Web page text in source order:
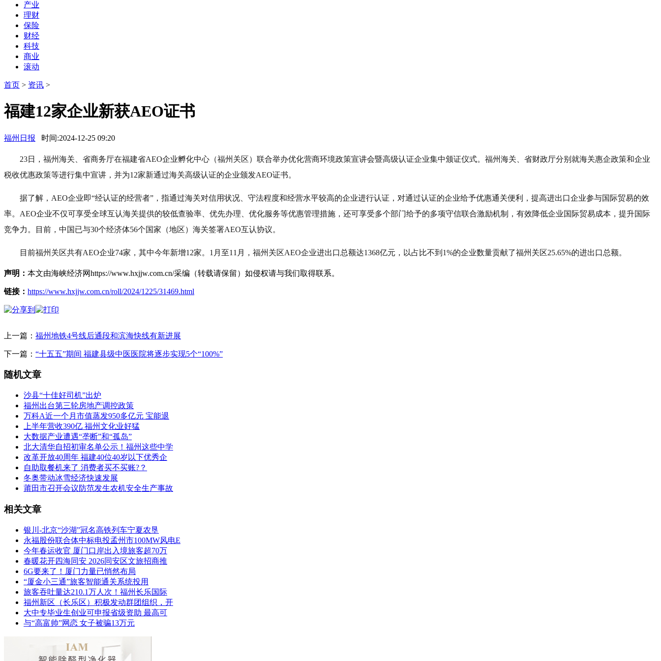
产业
理财
保险
财经
科技
商业
滚动
首页 > 资讯 >
福建12家企业新获AEO证书
福州日报 时间:2024-12-25 09:20
23日，福州海关、省商务厅在福建省AEO企业孵化中心（福州关区）联合举办优化营商环境政策宣讲会暨高级认证企业集中颁证仪式。福州海关、省财政厅分别就海关惠企政策和企业
税收优惠政策等进行集中宣讲，并为12家新通过海关高级认证的企业颁发AEO证书。
据了解，AEO企业即“经认证的经营者”，指通过海关对信用状况、守法程度和经营水平较高的企业进行认证，对通过认证的企业给予优惠通关便利，提高进出口企业参与国际贸易的效
率。AEO企业不仅可享受全球互认海关提供的较低查验率、优先办理、优化服务等优惠管理措施，还可享受多个部门给予的多项守信联合激励机制，有效降低企业国际贸易成本，提升国际
竞争力。目前，中国已与30个经济体56个国家（地区）海关签署AEO互认协议。
目前福州关区共有AEO企业74家，其中今年新增12家。1月至11月，福州关区AEO企业进出口总额达1368亿元，以占比不到1%的企业数量贡献了福州关区25.65%的进出口总额。
声明： 本文由海峡经济网https://www.hxjjw.com.cn/采编（转载请保留）如侵权请与我们取得联系。
链接： https://www.hxjjw.com.cn/roll/2024/1225/31469.html
上一篇： 福州地铁4号线后通段和滨海快线有新进展
下一篇： “十五五”期间 福建县级中医医院将逐步实现5个“100%”
随机文章
沙县“十佳好司机”出炉
福州出台第三轮房地产调控政策
万科A近一个月市值蒸发950多亿元 宝能退
上半年营收390亿 福州文化业好猛
大数据产业遭遇“垄断”和“孤岛”
北大清华自招初审名单公示！福州这些中学
改革开放40周年 福建40位40岁以下优秀企
自助取餐机来了 消费者买不买账?？
冬奥带动冰雪经济快速发展
莆田市召开会议防范发生农机安全生产事故
相关文章
银川-北京“沙湖”冠名高铁列车宁夏农垦
永福股份联合体中标电投孟州市100MW风电E
今年春运收官 厦门口岸出入境旅客超70万
春暖花开四海同安 2026同安区文旅招商推
6G要来了！厦门力量已悄然布局
“厦金小三通”旅客智能通关系统投用
旅客吞吐量达210.1万人次！福州长乐国际
福州新区（长乐区）积极发动群团组织，开
大中专毕业生创业可申报省级资助 最高可
与“高富帅”网恋 女子被骗13万元